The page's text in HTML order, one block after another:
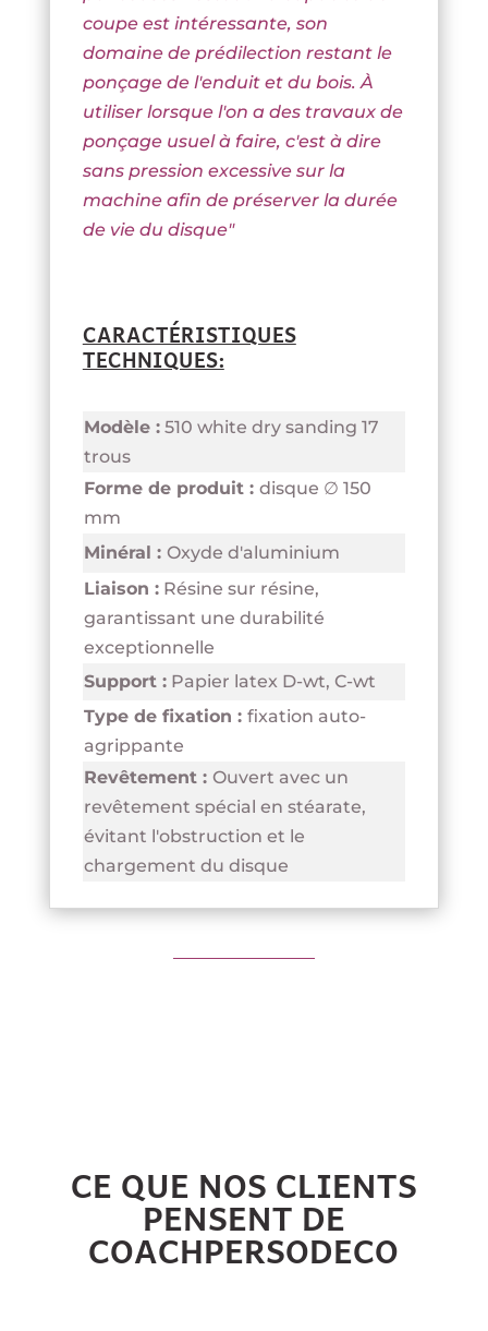
coupe est intéressante, son
domaine de prédilection restant le
ponçage de l'enduit et du bois. À
utiliser lorsque l'on a des travaux de
ponçage usuel à faire, c'est à dire
sans pression excessive sur la
machine afin de préserver la durée
de vie du disque"
CARACTÉRISTIQUES
TECHNIQUES:
Modèle :510 white dry sanding 17
trous
Forme de produit : disque ∅ 150
mm
Minéral : Oxyde d'aluminium
Liaison :Résine sur résine,
garantissant une durabilité
exceptionnelle
Support :Papier latex D-wt, C-wt
Type de fixation : fixation auto-
agrippante
Revêtement : Ouvert avec un
revêtement spécial en stéarate,
évitant l'obstruction et le
chargement du disque
CE QUE NOS CLIENTS
PENSENT DE
COACHPERSODECO